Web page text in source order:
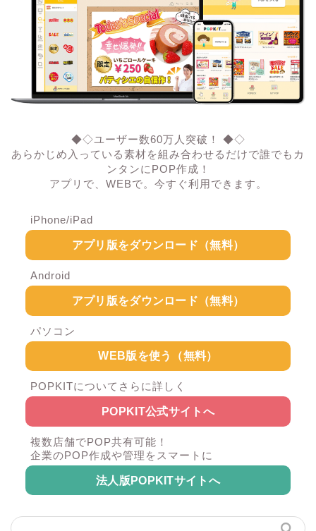
◆◇ユーザー数60万人突破！ ◆◇
あらかじめ入っている素材を組み合わせるだけで誰でもカ
ンタンにPOP作成！
アプリで、WEBで。今すぐ利用できます。
iPhone/iPad
アプリ版をダウンロード（無料）
Android
アプリ版をダウンロード（無料）
パソコン
WEB版を使う（無料）
POPKITについてさらに詳しく
POPKIT公式サイトへ
複数店舗でPOP共有可能！
企業のPOP作成や管理をスマートに
法人版POPKITサイトへ